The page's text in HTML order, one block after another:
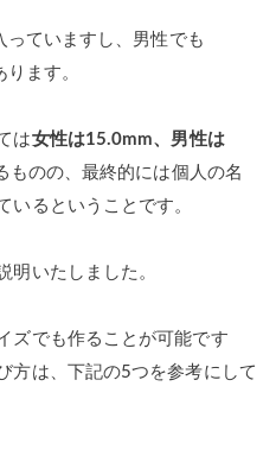
ていますし、男性でも
ます。
は女性は15.0mm、男性は
ものの、最終的には個人の名
いるということです。
明いたしました。
ズでも作ることが可能です
方は、下記の5つを参考にして